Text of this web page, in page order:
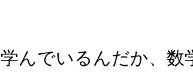
んでいるんだか、数